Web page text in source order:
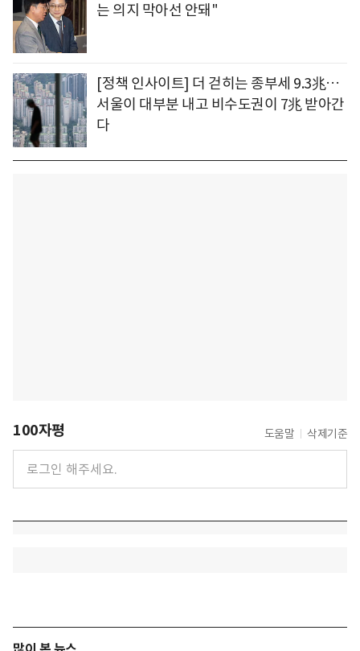
는 의지 막아선 안돼"
[정책 인사이트] 더 걷히는 종부세 9.3兆…
서울이 대부분 내고 비수도권이 7兆 받아간
다
100자평 도움말 삭제기준